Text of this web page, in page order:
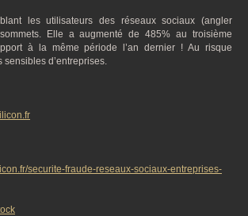
les utilisateurs des réseaux sociaux (angler
Elle a augmenté de 485% au troisième
à la même période l’an dernier ! Au risque
sensibles d’entreprises.
securite-fraude-reseaux-sociaux-entreprises-